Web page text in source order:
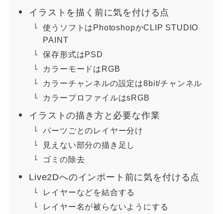
イラストを描く前に気を付ける点
使うソフトはPhotoshopかCLIP STUDIO
PAINT
保存形式はPSD
カラーモードはRGB
カラーチャンネルの設定は8bit/チャンネル
カラープロファイルはsRGB
イラストの描き方と必要な作業
パーツごとのレイヤー分け
見えない部分の描き足し
ゴミの除去
Live2Dへのインポート前に気を付ける点
レイヤーなどを結合する
レイヤー名が被らないようにする